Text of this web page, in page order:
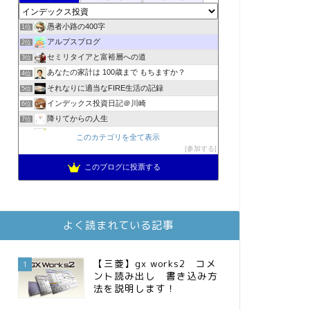
1位 愚者小路の400字
2位 アルプスブログ
3位 セミリタイアと富裕層への道
4位 あなたの家計は 100歳まで もちますか？
5位 それなりに適当なFIRE生活の記録
6位 インデックス投資日記＠川崎
7位 降りてからの人生
スパコンSEが効率的投資で一家セミリタイアするブログ
2023年(46歳)FIRE！！！＠20XX年FIRE！！！
11位 3階建ての資産形成
13位 庶民的家族がインデックス投資でセミリタイア目指してみた
FPが実践するお金の知恵を磨く勉強会
15位 インデックス投資でも富裕層
このカテゴリを全て表示
参加する
このブログに投票する
よく読まれている記事
1
【三菱】gx works2 コメ
ント読み出し 書き込み方
法を説明します！